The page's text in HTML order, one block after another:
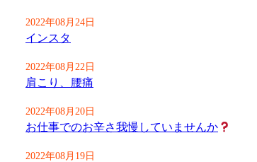
2022年08月24日
インスタ
2022年08月22日
肩こり、腰痛
2022年08月20日
お仕事でのお辛さ我慢していませんか
2022年08月19日